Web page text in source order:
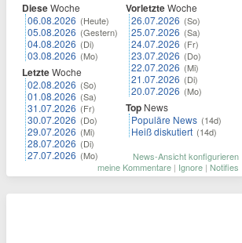
DieseWoche
06.08.2026 (Heute)
05.08.2026 (Gestern)
04.08.2026 (Di)
03.08.2026 (Mo)
LetzteWoche
02.08.2026 (So)
01.08.2026 (Sa)
31.07.2026 (Fr)
30.07.2026 (Do)
29.07.2026 (Mi)
28.07.2026 (Di)
27.07.2026 (Mo)
VorletzteWoche
26.07.2026 (So)
25.07.2026 (Sa)
24.07.2026 (Fr)
23.07.2026 (Do)
22.07.2026 (Mi)
21.07.2026 (Di)
20.07.2026 (Mo)
Top News
Populäre News (14d)
Heiß diskutiert (14d)
News-Ansicht konfigurieren
meine Kommentare | Ignore | Notifies